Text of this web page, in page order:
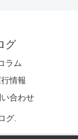
グ
ラム
情報
合わせ
グ.